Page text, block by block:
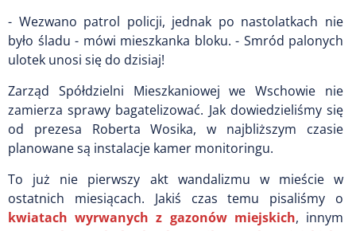
- Wezwano patrol policji, jednak po nastolatkach nie
było śladu - mówi mieszkanka bloku. - Smród palonych
ulotek unosi się do dzisiaj!
Zarząd Spółdzielni Mieszkaniowej we Wschowie nie
zamierza sprawy bagatelizować. Jak dowiedzieliśmy się
od prezesa Roberta Wosika, w najbliższym czasie
planowane są instalacje kamer monitoringu.
To już nie pierwszy akt wandalizmu w mieście w
ostatnich miesiącach. Jakiś czas temu pisaliśmy o
kwiatach wyrwanych z gazonów miejskich, innym